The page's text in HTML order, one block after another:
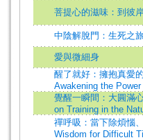
菩提心的滋味：到彼
中陰解脫門：生死之
愛與微細身
醒了就好：擁抱真愛
Awakening the
覺醒一瞬間：大圓滿
on Training in the
禪呼吸：當下除煩惱
Wisdom for Difficult